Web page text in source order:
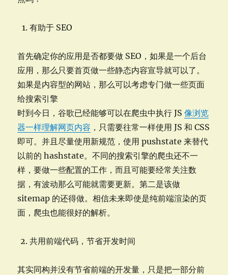
有助于 SEO
首先确定你的应用是否都要做 SEO，如果是一个后台
应用，那么只要首页做一些静态内容宣导就可以了。
如果是内容型的网站，那么可以考虑专门做一些页面
给搜索引擎
时到今日，谷歌已经能够可以在爬虫中执行 JS像浏览
器一样理解网页内容 ，只需要往常一样使用 JS 和 CSS
即可。并且尽量使用新规范，使用 pushstate 来替代
以前的 hashstate。不同的搜索引擎的爬虫还不一
样，要做一些配置的工作，而且可能要经常关注数
据，有波动那么可能就需要更新。第二是该做
sitemap 的还得做。相信未来即使是纯前端渲染的页
面，爬虫也能很好的解析。
共用前端代码，节省开发时间
其实同构并没有节省前端的开发量，只是把一部分前